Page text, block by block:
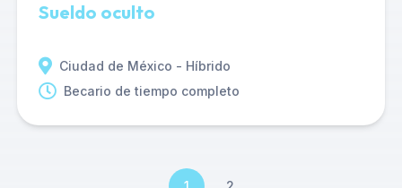
Sueldo oculto
Ciudad de México - Híbrido
Becario de tiempo completo